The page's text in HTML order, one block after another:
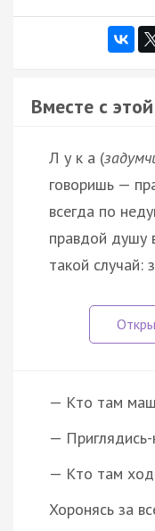
Вместе с
Л у к а (
говоришь —
всегда по
правдой душу
такой случай:
— Кто там
— Приглядись-
— Кто там
Хоронясь за